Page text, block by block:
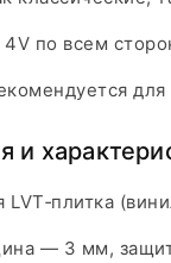
по всем
и
LVT‑плитка
— 3 мм,